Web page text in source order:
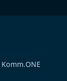
Komm.ONE